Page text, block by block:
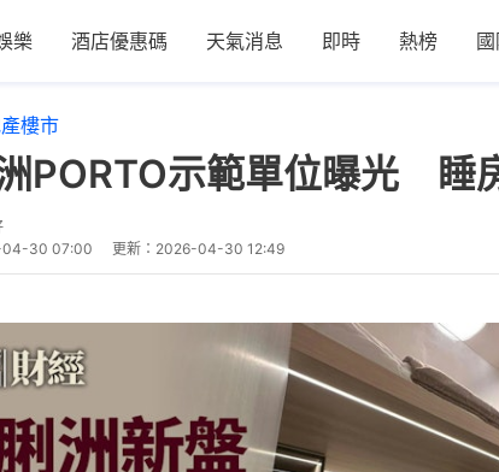
樂 酒店優惠碼 天氣消息 即時 熱榜
樓市
PORTO示範單位曝光
04-30 07:00 更新： 2026-04-30 12:49